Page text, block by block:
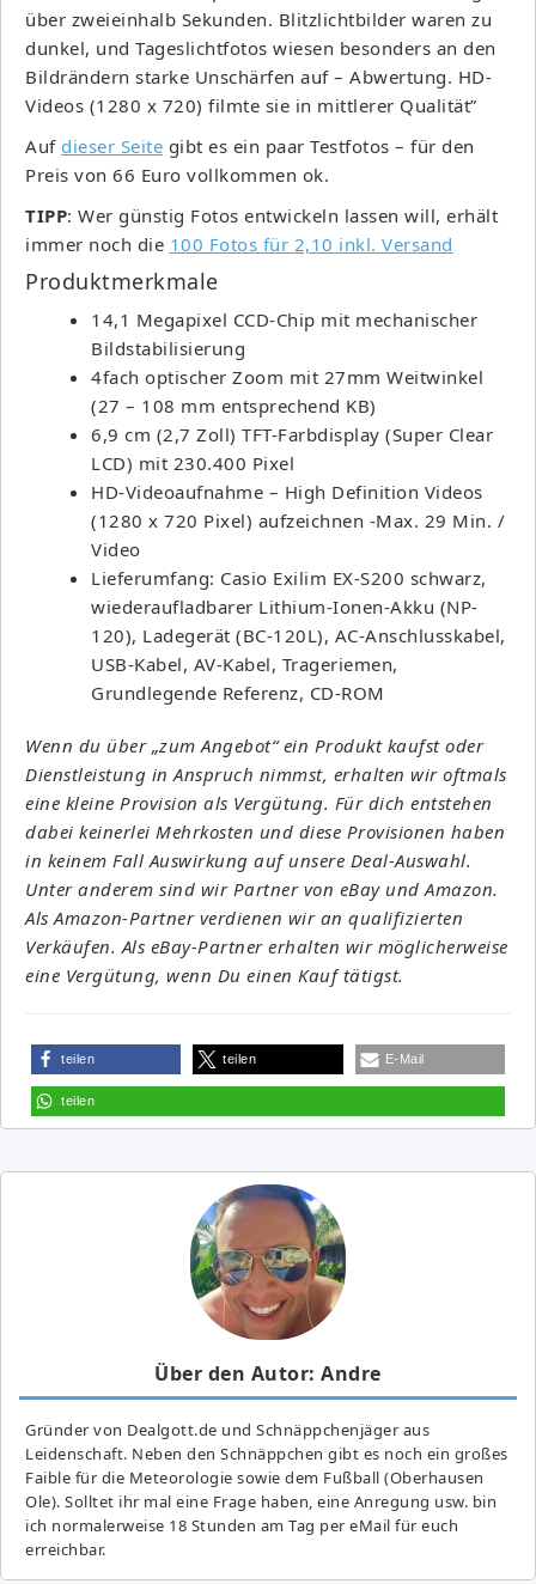
über zweieinhalb Sekunden. Blitzlichtbilder waren zu
dunkel, und Tageslichtfotos wiesen besonders an den
Bildrändern starke Unschärfen auf – Abwertung. HD-
Videos (1280 x 720) filmte sie in mittlerer Qualität”
Auf dieser Seite gibt es ein paar Testfotos – für den
Preis von 66 Euro vollkommen ok.
TIPP: Wer günstig Fotos entwickeln lassen will, erhält
immer noch die 100 Fotos für 2,10 inkl. Versand
Produktmerkmale
14,1 Megapixel CCD-Chip mit mechanischer
Bildstabilisierung
4fach optischer Zoom mit 27mm Weitwinkel
(27 – 108 mm entsprechend KB)
6,9 cm (2,7 Zoll) TFT-Farbdisplay (Super Clear
LCD) mit 230.400 Pixel
HD-Videoaufnahme – High Definition Videos
(1280 x 720 Pixel) aufzeichnen -Max. 29 Min. /
Video
Lieferumfang: Casio Exilim EX-S200 schwarz,
wiederaufladbarer Lithium-Ionen-Akku (NP-
120), Ladegerät (BC-120L), AC-Anschlusskabel,
USB-Kabel, AV-Kabel, Trageriemen,
Grundlegende Referenz, CD-ROM
Wenn du über „zum Angebot“ ein Produkt kaufst oder
Dienstleistung in Anspruch nimmst, erhalten wir oftmals
eine kleine Provision als Vergütung. Für dich entstehen
dabei keinerlei Mehrkosten und diese Provisionen haben
in keinem Fall Auswirkung auf unsere Deal-Auswahl.
Unter anderem sind wir Partner von eBay und Amazon.
Als Amazon-Partner verdienen wir an qualifizierten
Verkäufen. Als eBay-Partner erhalten wir möglicherweise
eine Vergütung, wenn Du einen Kauf tätigst.
teilen teilen E-Mail
teilen
Über den Autor: Andre
Gründer von Dealgott.de und Schnäppchenjäger aus
Leidenschaft. Neben den Schnäppchen gibt es noch ein großes
Fai­ble für die Meteorologie sowie dem Fußball (Oberhausen
Ole). Solltet ihr mal eine Frage haben, eine Anregung usw. bin
ich normalerweise 18 Stunden am Tag per eMail für euch
erreichbar.